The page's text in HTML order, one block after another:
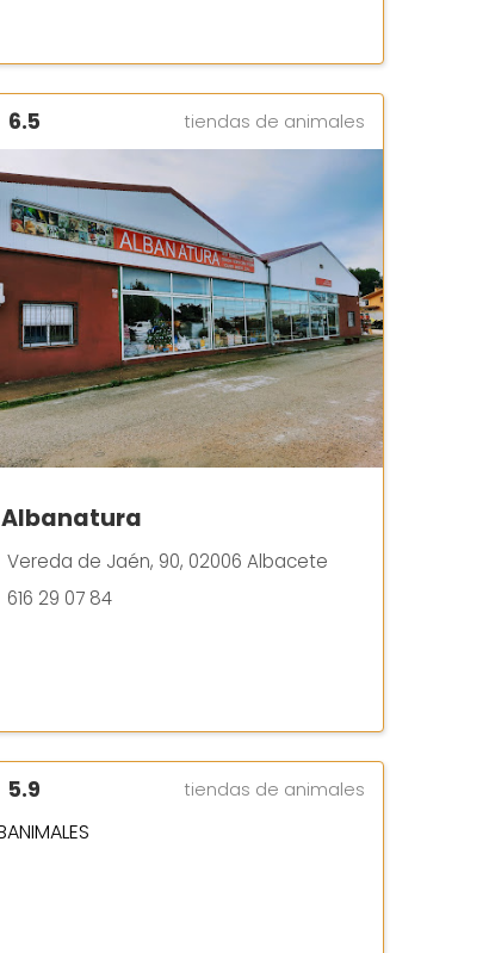
6.5 tiendas de animales
Albanatura
Vereda de Jaén, 90, 02006 Albacete
616 29 07 84
5.9 tiendas de animales